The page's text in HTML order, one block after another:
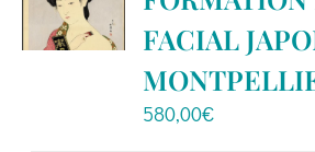
Boutique
FACIAL
580,00€